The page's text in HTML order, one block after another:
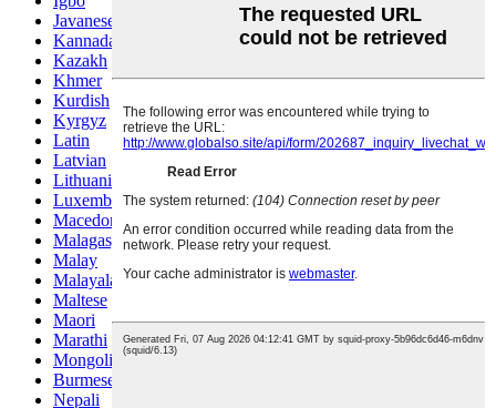
Javanese
Kannada
Kazakh
Khmer
Kurdish
Kyrgyz
Latin
Latvian
Lithuanian
Luxembou..
Macedonian
Malagasy
Malay
Malayalam
Maltese
Maori
Marathi
Mongolian
Burmese
Nepali